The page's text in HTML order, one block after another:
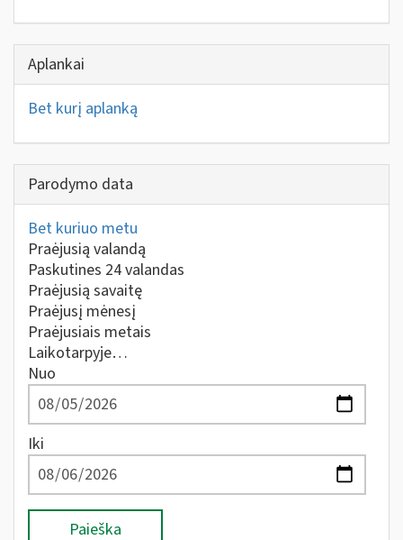
Aplankai
Bet kurį aplanką
Parodymo data
Bet kuriuo metu
Praėjusią valandą
Paskutines 24 valandas
Praėjusią savaitę
Praėjusį mėnesį
Praėjusiais metais
Laikotarpyje…
Nuo
Iki
Paieška